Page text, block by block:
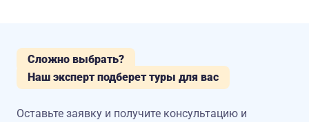
Сложно выбрать?
Наш эксперт подберет туры для вас
Оставьте заявку и получите консультацию и